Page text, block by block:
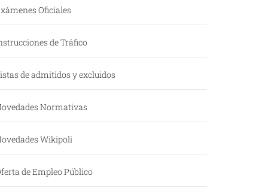
Oficiales
de Tráfico
de admitidos y excluidos
Normativas
Wikipoli
de Empleo Público